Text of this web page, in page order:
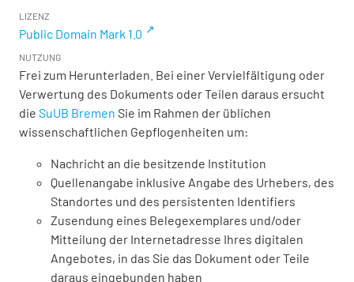
LIZENZ
Public Domain Mark 1.0
NUTZUNG
Frei zum Herunterladen. Bei einer Vervielfältigung oder
Verwertung des Dokuments oder Teilen daraus ersucht
die SuUB Bremen Sie im Rahmen der üblichen
wissenschaftlichen Gepflogenheiten um:
Nachricht an die besitzende Institution
Quellenangabe inklusive Angabe des Urhebers, des
Standortes und des persistenten Identifiers
Zusendung eines Belegexemplares und/oder
Mitteilung der Internetadresse Ihres digitalen
Angebotes, in das Sie das Dokument oder Teile
daraus eingebunden haben